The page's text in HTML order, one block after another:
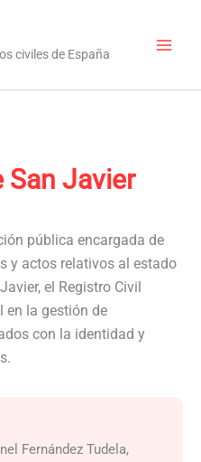
civiles de España
San Javier
pública encargada de
y actos relativos al estado
el Registro Civil
en la gestión de
con la identidad y
Fernández Tudela,